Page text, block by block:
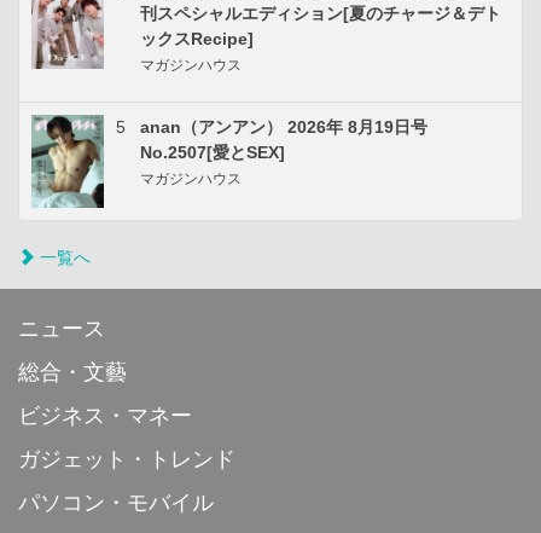
刊スペシャルエディション[夏のチャージ＆デト
ックスRecipe]
マガジンハウス
5
anan（アンアン） 2026年 8月19日号
No.2507[愛とSEX]
マガジンハウス
一覧へ
ニュース
総合・文藝
ビジネス・マネー
ガジェット・トレンド
パソコン・モバイル